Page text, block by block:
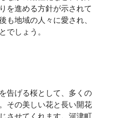
を進める方針が示されて
も地域の人々に愛され、
でしょう。
告げる桜として、多くの
その美しい花と長い開花
させてくれます。河津町